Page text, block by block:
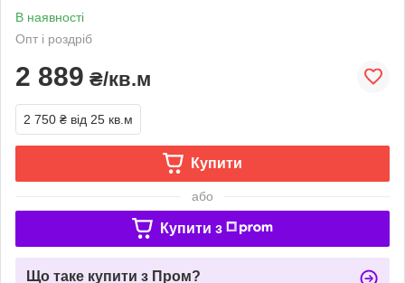
В наявності
Опт і роздріб
2 889 ₴/кв.м
2 750 ₴ від 25 кв.м
Купити
або
Купити з
Що таке купити з Пром?